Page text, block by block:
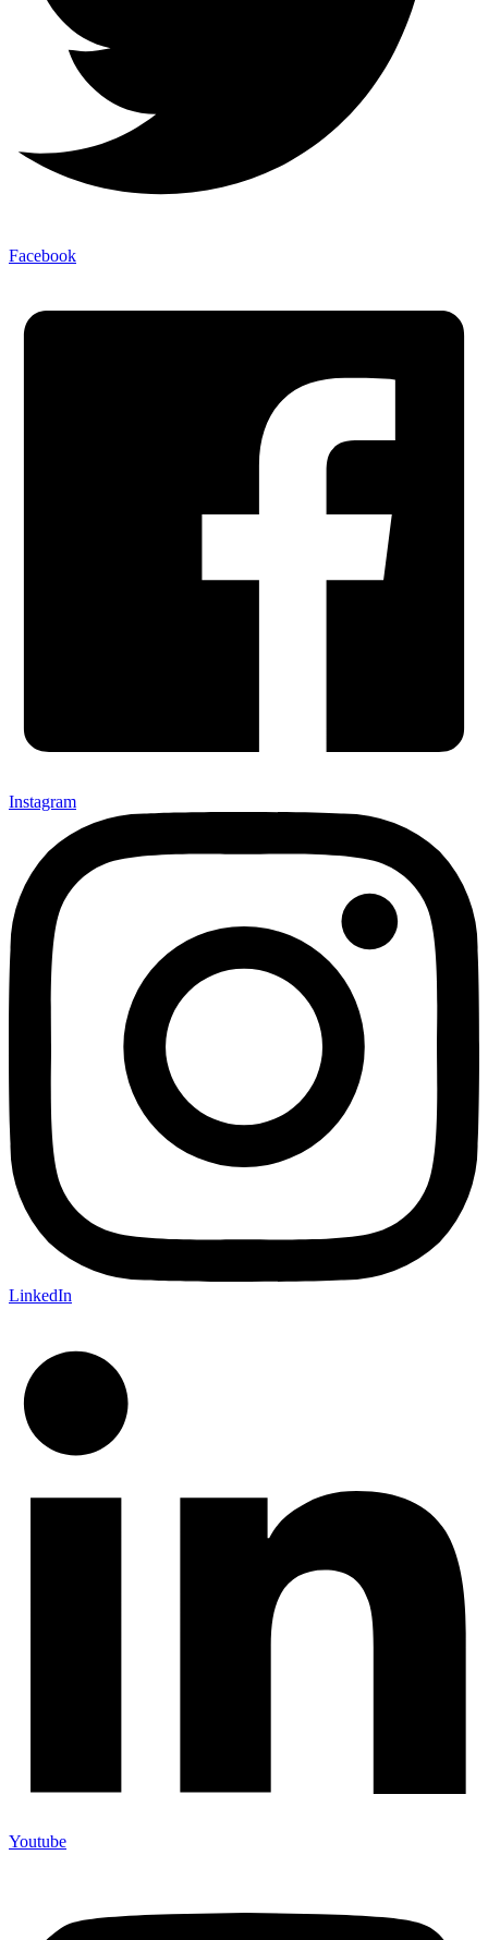
Facebook
Instagram
LinkedIn
Youtube